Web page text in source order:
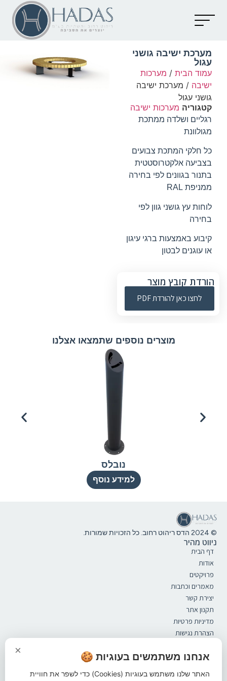
מערכת ישיבה גושני
עגול
עמוד הבית / מערכות
ישיבה / מערכת ישיבה
גושני עגול
קטגוריה מערכות ישיבה
רגליים ושלדה ממתכת
מגולוונת
כל חלקי המתכת צבועים
בצביעה אלקטרוסטטית
בתנור בגוונים לפי בחירה
ממניפת RAL
לוחות עץ גושני גוון לפי
בחירה
קיבוע באמצעות ברגי עיגון
או עוגנים לבטון
הורדת קובץ מוצר
לחצו כאן להורדת PDF
מוצרים נוספים שתמצאו אצלנו
נובלס
למידע נוסף
© 2024 הדס ריהוט רחוב. כל הזכויות שמורות.
ניווט מהיר
דף הבית
אודות
פרויקטים
מאמרים וכתבות
יצירת קשר
תקנון אתר
מדיניות פרטיות
הצהרת נגישות
מערכות ישיבה
אשפתונים
× אנחנו משתמשים בעוגיות 🍪
האתר שלנו משתמש בעוגיות (Cookies) כדי לשפר את חוויית